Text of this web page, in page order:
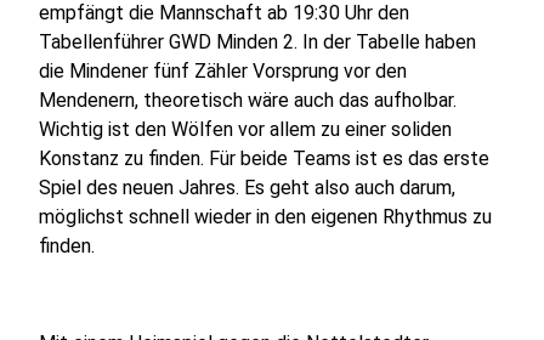
empfängt die Mannschaft ab 19:30 Uhr den
Tabellenführer GWD Minden 2. In der Tabelle haben
die Mindener fünf Zähler Vorsprung vor den
Mendenern, theoretisch wäre auch das aufholbar.
Wichtig ist den Wölfen vor allem zu einer soliden
Konstanz zu finden. Für beide Teams ist es das erste
Spiel des neuen Jahres. Es geht also auch darum,
möglichst schnell wieder in den eigenen Rhythmus zu
finden.